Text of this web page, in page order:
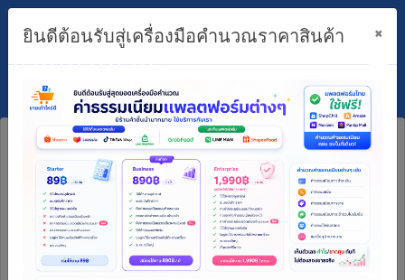
ขายเท่าไหร่ดี?
ไม่สามารถใช้งานได้ กรุณา
ล็อกอิน/สมัครสมาชิก
ยินดีต้อนรับสู่เครื่องมือคำนวณราคาสินค้า ×